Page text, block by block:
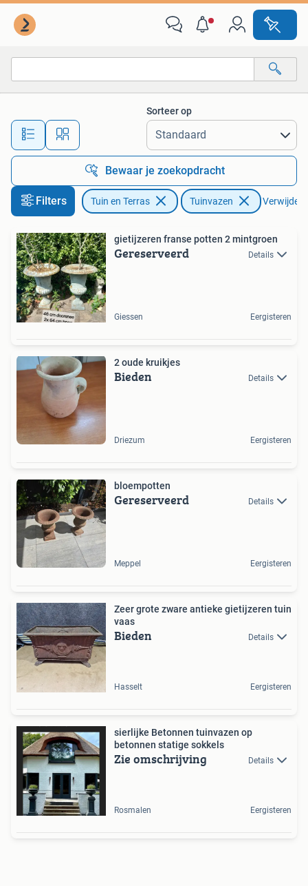
Alle afstanden…
Sorteer op
Bewaar je zoekopdracht
Filters Tuin en Terras Tuinvazen Verwijder
gietijzeren franse potten 2 mintgroen
Gereserveerd Details
Giessen Eergisteren
2 oude kruikjes
Bieden Details
Driezum Eergisteren
bloempotten
Gereserveerd Details
Meppel Eergisteren
Zeer grote zware antieke gietijzeren tuin
vaas
Bieden Details
Hasselt Eergisteren
sierlijke Betonnen tuinvazen op
betonnen statige sokkels
Zie omschrijving Details
Rosmalen Eergisteren